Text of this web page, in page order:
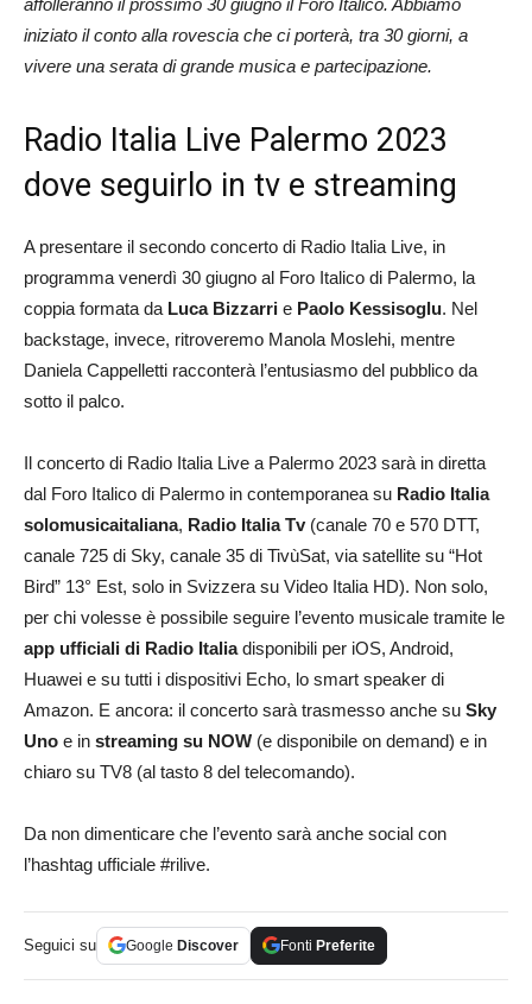
affolleranno il prossimo 30 giugno il Foro Italico. Abbiamo
iniziato il conto alla rovescia che ci porterà, tra 30 giorni, a
vivere una serata di grande musica e partecipazione.
Radio Italia Live Palermo 2023
dove seguirlo in tv e streaming
A presentare il secondo concerto di Radio Italia Live, in
programma venerdì 30 giugno al Foro Italico di Palermo, la
coppia formata da Luca Bizzarri e Paolo Kessisoglu. Nel
backstage, invece, ritroveremo Manola Moslehi, mentre
Daniela Cappelletti racconterà l’entusiasmo del pubblico da
sotto il palco.
Il concerto di Radio Italia Live a Palermo 2023 sarà in diretta
dal Foro Italico di Palermo in contemporanea su Radio Italia
solomusicaitaliana, Radio Italia Tv(canale 70 e 570 DTT,
canale 725 di Sky, canale 35 di TivùSat, via satellite su “Hot
Bird” 13° Est, solo in Svizzera su Video Italia HD). Non solo,
per chi volesse è possibile seguire l’evento musicale tramite le
app ufficiali di Radio Italiadisponibili per iOS, Android,
Huawei e su tutti i dispositivi Echo, lo smart speaker di
Amazon. E ancora: il concerto sarà trasmesso anche su Sky
Uno e in streaming su NOW (e disponibile on demand) e in
chiaro su TV8 (al tasto 8 del telecomando).
Da non dimenticare che l’evento sarà anche social con
l’hashtag ufficiale #rilive.
Seguici su Google Discover Fonti Preferite